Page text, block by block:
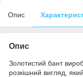
Опис
Опис
Золотистий бант
розкішний вигляд,